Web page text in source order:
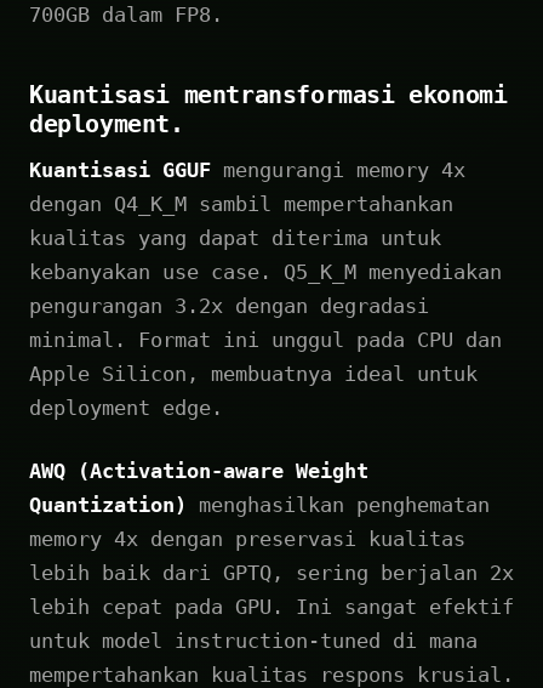
700GB dalam FP8.
Kuantisasi mentransformasi ekonomi
deployment.
Kuantisasi GGUF mengurangi memory 4x
dengan Q4_K_M sambil mempertahankan
kualitas yang dapat diterima untuk
kebanyakan use case. Q5_K_M menyediakan
pengurangan 3.2x dengan degradasi
minimal. Format ini unggul pada CPU dan
Apple Silicon, membuatnya ideal untuk
deployment edge.
AWQ (Activation-aware Weight
Quantization)
menghasilkan penghematan
memory 4x dengan preservasi kualitas
lebih baik dari GPTQ, sering berjalan 2x
lebih cepat pada GPU. Ini sangat efektif
untuk model instruction-tuned di mana
mempertahankan kualitas respons krusial.